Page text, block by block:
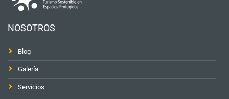
NOSOTROS
Blog
Galería
Servicios